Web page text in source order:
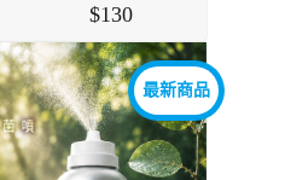
130
最新商品